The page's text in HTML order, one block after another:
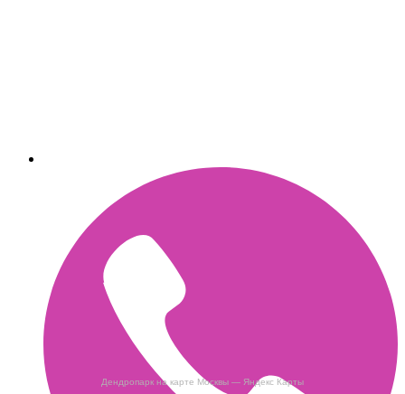
Дендропарк на карте Москвы — Яндекс Карты